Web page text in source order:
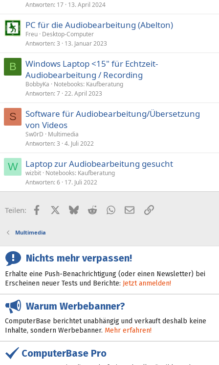
Antworten 17 13. April 2024
PC für die Audiobearbeitung (Abelton)
Freu Desktop-Computer
Antworten 3 13. Januar 2023
B
Windows Laptop <15" für Echtzeit-
Audiobearbeitung / Recording
BobbyKa
Notebooks: Kaufberatung
Antworten 7 22. April 2023
S
Software für Audiobearbeitung/Übersetzung
von Videos
Sw0rD
Multimedia
Antworten 3 4. Juli 2022
W Laptop zur Audiobearbeitung gesucht
wizbit Notebooks: Kaufberatung
Antworten 6 17. Juli 2022
Teilen: FacebookX (Twitter)
BlueskyRedditWhatsApp
E-MailLink
Multimedia
Nichts mehr verpassen!
Erhalte eine Push-Benachrichtigung (oder einen Newsletter) bei
Erscheinen neuer Tests und Berichte: Jetzt anmelden!
Warum Werbebanner?
ComputerBase berichtet unabhängig und verkauft deshalb keine
Inhalte, sondern Werbebanner. Mehr erfahren!
ComputerBase Pro